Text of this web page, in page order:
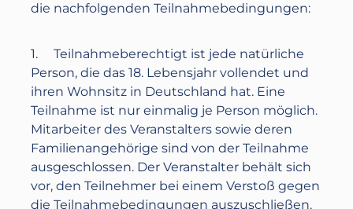
die nachfolgenden Teilnahmebedingungen:
1. Teilnahmeberechtigt ist jede natürliche
Person, die das 18. Lebensjahr vollendet und
ihren Wohnsitz in Deutschland hat. Eine
Teilnahme ist nur einmalig je Person möglich.
Mitarbeiter des Veranstalters sowie deren
Familienangehörige sind von der Teilnahme
ausgeschlossen. Der Veranstalter behält sich
vor, den Teilnehmer bei einem Verstoß gegen
die Teilnahmebedingungen auszuschließen.